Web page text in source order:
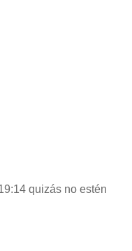
quizás no estén